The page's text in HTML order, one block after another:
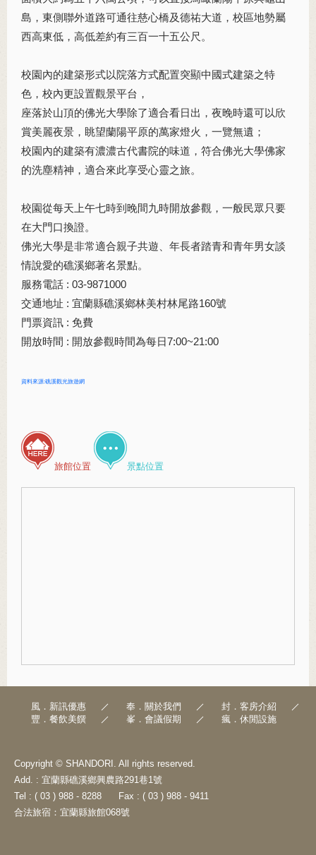
島，東側聯外道路可通往慈心橋及德祐大道，校區地勢屬
西高東低，高低差約有三百一十五公尺。
校園內的建築形式以院落方式配置突顯中國式建築之特
色，校內更設置觀景平台，
座落於山頂的佛光大學除了適合看日出，夜晚時還可以欣
賞美麗夜景，眺望蘭陽平原的萬家燈火，一覽無遺；
校園內的建築有濃濃古代書院的味道，符合佛光大學佛家
的洗塵精神，適合來此享受心靈之旅。
校園從每天上午七時到晚間九時開放參觀，一般民眾只要
在大門口換證。
佛光大學是非常適合親子共遊、年長者踏青和青年男女談
情說愛的礁溪鄉著名景點。
服務電話 : 03-9871000
交通地址 : 宜蘭縣礁溪鄉林美村林尾路160號
門票資訊 : 免費
開放時間 : 開放參觀時間為每日7:00~21:00
資料來源:礁溪觀光旅遊網
旅館位置 景點位置
風．新訊優惠 奉．關於我們
封．客房介紹
豐．餐飲美饌
峯．會議假期 瘋．休閒設施
Copyright © SHANDORI. All rights reserved.
Add. : 宜蘭縣礁溪鄉興農路291巷1號
Tel : ( 03 ) 988 - 8288
Fax : ( 03 ) 988 - 9411
合法旅宿：宜蘭縣旅館068號